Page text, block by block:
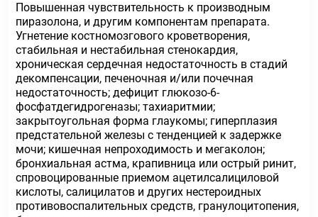
Повышенная чувствительность к производным
пиразолона, и другим компонентам препарата.
Угнетение костномозгового кроветворения,
стабильная и нестабильная стенокардия,
хроническая сердечная недостаточность в стадий
декомпенсации, печеночная и/или почечная
недостаточность; дефицит глюкозо-6-
фосфатдегидрогеназы; тахиаритмии;
закрытоугольная форма глаукомы; гиперплазия
предстательной железы с тенденцией к задержке
мочи; кишечная непроходимость и мегаколон;
бронхиальная астма, крапивница или острый ринит,
спровоцированные приемом ацетилсалициловой
кислоты, салицилатов и других нестероидных
противовоспалительных средств, гранулоцитопения,